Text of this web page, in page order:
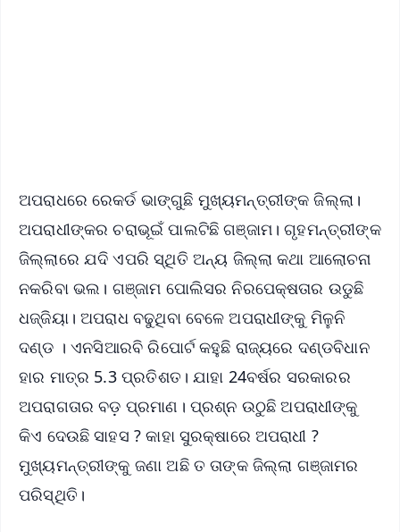
ଅପରାଧରେ ରେକର୍ଡ ଭାଙ୍ଗୁଛି ମୁଖ୍ୟମନ୍ତ୍ରୀଙ୍କ ଜିଲ୍ଲା।
ଅପରାଧୀଙ୍କର ଚରାଭୂଇଁ ପାଲଟିଛି ଗଞ୍ଜାମ। ଗୃହମନ୍ତ୍ରୀଙ୍କ
ଜିଲ୍ଲାରେ ଯଦି ଏପରି ସ୍ଥିତି ଅନ୍ୟ ଜିଲ୍ଲା କଥା ଆଲୋଚନା
ନକରିବା ଭଲ। ଗଞ୍ଜାମ ପୋଲିସର ନିରପେକ୍ଷତାର ଉଡୁଛି
ଧଜ୍ଜିୟା। ଅପରାଧ ବଢୁଥିବା ବେଳେ ଅପରାଧୀଙ୍କୁ ମିଳୁନି
ଦଣ୍ଡ । ଏନସିଆରବି ରିପୋର୍ଟ କହୁଛି ରାଜ୍ୟରେ ଦଣ୍ଡବିଧାନ
ହାର ମାତ୍ର 5.3 ପ୍ରତିଶତ। ଯାହା 24ବର୍ଷର ସରକାରର
ଅପରାଗତାର ବଡ଼ ପ୍ରମାଣ। ପ୍ରଶ୍ନ ଉଠୁଛି ଅପରାଧୀଙ୍କୁ
କିଏ ଦେଉଛି ସାହସ ? କାହା ସୁରକ୍ଷାରେ ଅପରାଧୀ ?
ମୁଖ୍ୟମନ୍ତ୍ରୀଙ୍କୁ ଜଣା ଅଛି ତ ତାଙ୍କ ଜିଲ୍ଲା ଗଞ୍ଜାମର
ପରିସ୍ଥିତି।